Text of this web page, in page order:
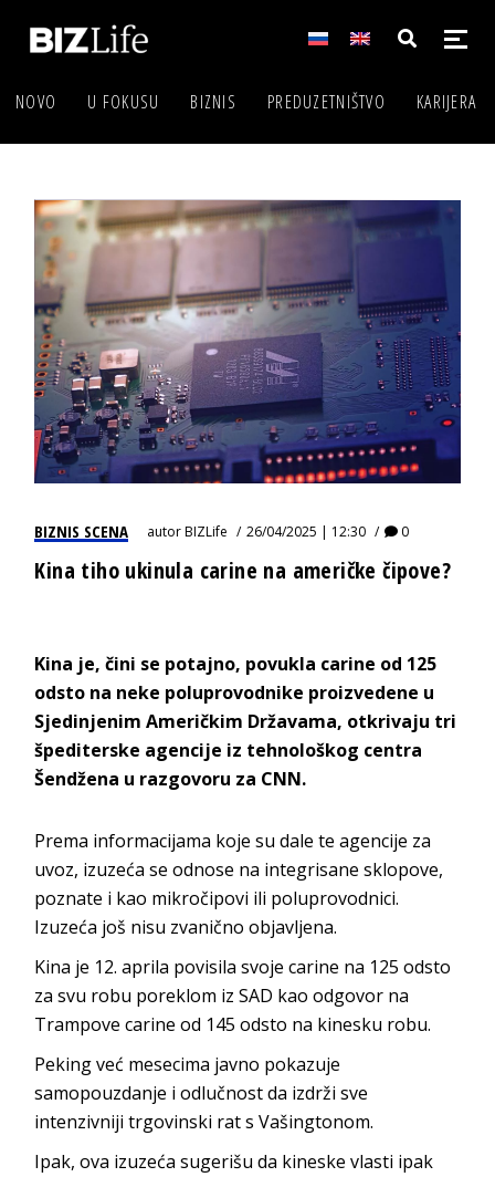
NOVO U FOKUSU BIZNIS PREDUZETNIŠTVO KARIJERA
BIZNIS SCENA autorBIZLife 26/04/2025 | 12:30 0
Kina tiho ukinula carine na američke čipove?
Kina je, čini se potajno, povukla carine od 125
odsto na neke poluprovodnike proizvedene u
Sjedinjenim Američkim Državama, otkrivaju tri
špediterske agencije iz tehnološkog centra
Šendžena u razgovoru za CNN.
Prema informacijama koje su dale te agencije za
uvoz, izuzeća se odnose na integrisane sklopove,
poznate i kao mikročipovi ili poluprovodnici.
Izuzeća još nisu zvanično objavljena.
Kina je 12. aprila povisila svoje carine na 125 odsto
za svu robu poreklom iz SAD kao odgovor na
Trampove carine od 145 odsto na kinesku robu.
Peking već mesecima javno pokazuje
samopouzdanje i odlučnost da izdrži sve
intenzivniji trgovinski rat s Vašingtonom.
Ipak, ova izuzeća sugerišu da kineske vlasti ipak